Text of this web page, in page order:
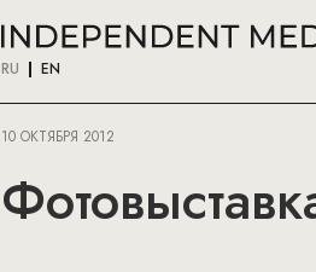
RU EN
10 ОКТЯБРЯ 2012